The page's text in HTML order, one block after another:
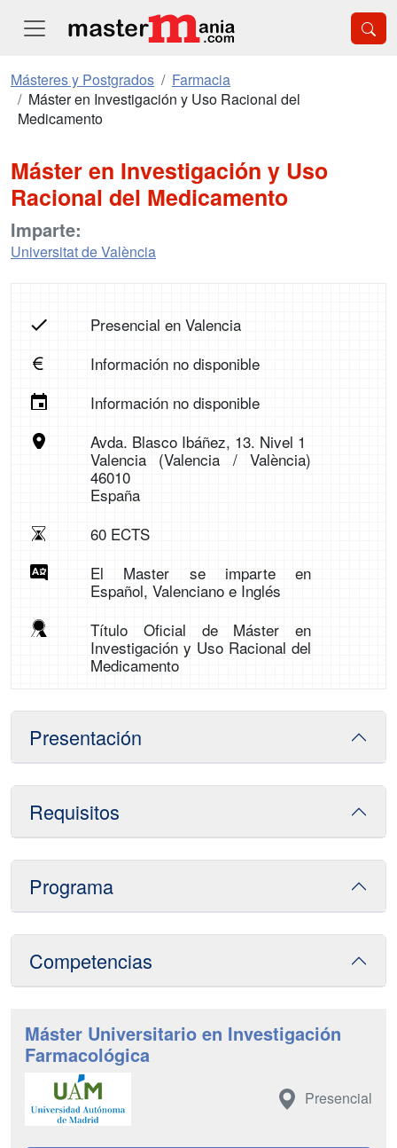
Másteres y Postgrados
Farmacia
Máster en Investigación y Uso Racional del
Medicamento
Máster en Investigación y Uso
Racional del Medicamento
Imparte:
Universitat de València
Presencial en Valencia
Información no disponible
Información no disponible
Avda. Blasco Ibáñez, 13. Nivel 1
Valencia (Valencia / València)
46010
España
60 ECTS
El Master se imparte en
Español, Valenciano e Inglés
Título Oficial de Máster en
Investigación y Uso Racional del
Medicamento
Presentación
Requisitos
Programa
Competencias
Máster Universitario en Investigación
Farmacológica
Presencial